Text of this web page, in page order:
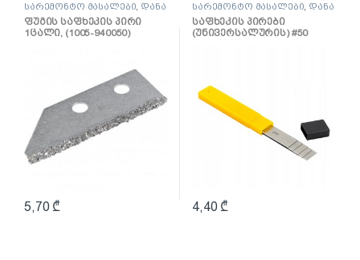
სარემონტო მასალები დანა
და საფხეკი
ფუგის საფხეკის პირი
1ცალი, (1005-940050)
5,70 ₾
სარემონტო მასალები დანა
და საფხეკი
საფხეკის პირები
(უნივერსალურის) #50
4,40 ₾